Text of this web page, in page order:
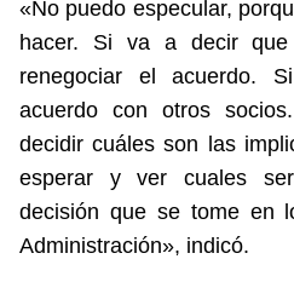
«No puedo especular,
hacer. Si va a decir
renegociar el acuerdo.
acuerdo con otros
decidir cuáles son las
esperar y ver cuales
decisión que se tome en
Administración», indicó.